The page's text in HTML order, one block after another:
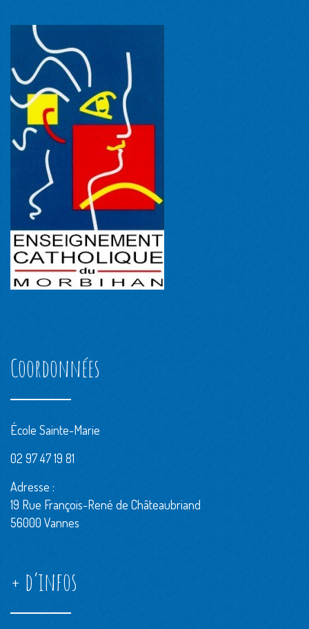
Coordonnées
École Sainte-Marie
02 97 47 19 81
Adresse :
19 Rue François-René de Châteaubriand
56000 Vannes
+ d’infos